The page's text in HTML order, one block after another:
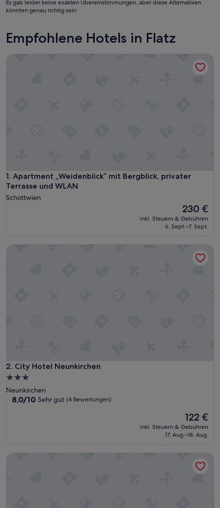
Es gab leider keine exakten Übereinstimmungen, aber diese Alternativen
könnten genau richtig sein
Empfohlene Hotels in Flatz
1. Apartment „Weidenblick“ mit Bergblick, privater
Terrasse und WLAN
Apartment „Weidenblick“ mit Bergblick, privater Terrasse
Schottwien
Der
Preis
beträgt
230 €
inkl. Steuern & Gebühren
6. Sept.–7. Sept.
Apartment „Weidenblick“ mit Bergblick, privater Terrasse
2. City Hotel Neunkirchen
City Hotel Neunkirchen
3.0-
Sterne-
Unterkunft
Neunkirchen
8.0
Bewertungen)
8,0/10 Sehr gut (4 Bewertungen)
Der
Preis
beträgt
122 €
inkl. Steuern & Gebühren
17. Aug.–18. Aug.